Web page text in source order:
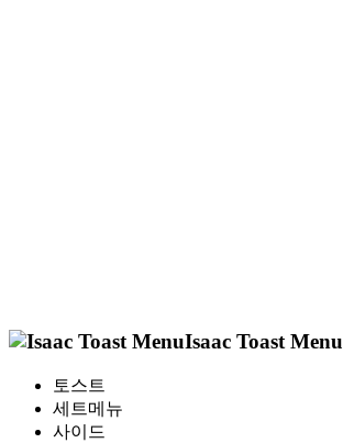
Isaac Toast Menu
토스트
세트메뉴
사이드